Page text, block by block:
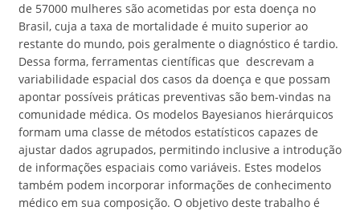
de 57000 mulheres são acometidas por esta doença no
Brasil, cuja a taxa de mortalidade é muito superior ao
restante do mundo, pois geralmente o diagnóstico é tardio.
Dessa forma, ferramentas científicas que descrevam a
variabilidade espacial dos casos da doença e que possam
apontar possíveis práticas preventivas são bem-vindas na
comunidade médica. Os modelos Bayesianos hierárquicos
formam uma classe de métodos estatísticos capazes de
ajustar dados agrupados, permitindo inclusive a introdução
de informações espaciais como variáveis. Estes modelos
também podem incorporar informações de conhecimento
médico em sua composição. O objetivo deste trabalho é